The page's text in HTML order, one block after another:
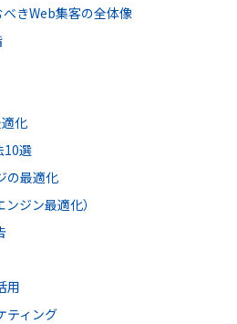
きWeb集客の全体像
化
10選
の最適化
ジン最適化）
用
ティング